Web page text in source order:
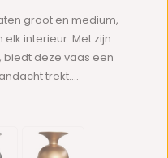
groot en medium,
interieur. Met zijn
deze vaas een
trekt....